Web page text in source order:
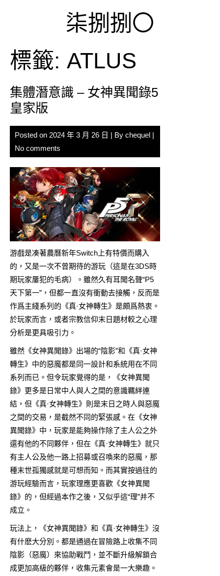
柒捌捌〇
標籤: ATLUS
集體潛意識 – 女神異聞錄5
皇家版
Posted on 2024 年 3 月 26 日 | By chequel |
No comments
游戲是凑著農曆新年Switch上有特價而購入
的，又是一次不曾期待的游玩（這是在3DS時
期玩家屢犯的毛病）。雖然久有耳聞名聲“P5
天下第一”，但都一直沒有衝動去接觸，反而是
作爲主綫系列的《真·女神轉生》是頗爲熱衷。
於玩家而言，或者宗教信仰末日題材較之心理
分析是更具吸引力。
雖然《女神異聞錄》出場的“陰影”和《真·女神
轉生》中的惡魔都是同一設計和系統用在不同
系列而已。但令玩家覺得的是，《女神異聞
錄》更多是日常中人與人之間的意識羈絆連
結，但《真·女神轉生》則是末日之時人與惡魔
之間的交易，是截然不同的緊張感。在《女神
異聞錄》中，玩家是能夠操作除了主人公之外
還有他的不同夥伴，但在《真·女神轉生》就只
有主人公及他一路上招募或召喚來的惡魔，那
種末世孤獨感就是可想而知。而其實按過往的
游玩經驗而言，玩家理應更喜歡《女神異聞
錄》的，但經過本作之後，又似乎這“理”并不
成立。
玩法上，《女神異聞錄》和《真·女神轉生》沒
有什麽大分別。都是通過在冒險路上收集不同
陰影（惡魔）來協助戰鬥，並不斷升級解鎖合
成更加高級的夥伴，收集元素會是一大樂趣。